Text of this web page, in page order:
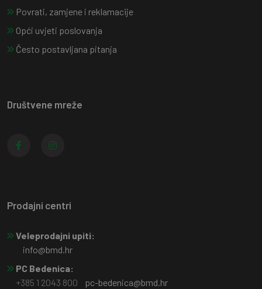
Povrati, zamjene i reklamacije
Opći uvjeti poslovanja
Često postavljana pitanja
Društvene mreže
Prodajni centri
Veleprodajni upiti:
info@bmd.hr
PC Bedenica:
+385 1 2043 800
pc-bedenica@bmd.hr